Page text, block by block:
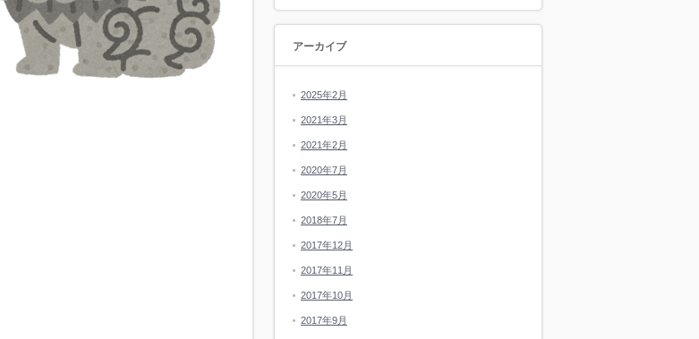
アーカイブ
2025年2月
2021年3月
2021年2月
2020年7月
2020年5月
2018年7月
2017年12月
2017年11月
2017年10月
2017年9月